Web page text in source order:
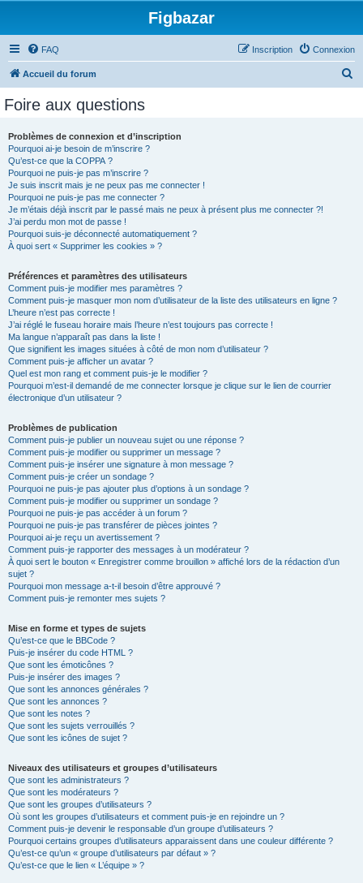
Figbazar
FAQ Connexion
Inscription
Accueil du forum
Foire aux questions
Problèmes de connexion et d’inscription
Pourquoi ai-je besoin de m’inscrire ?
Qu’est-ce que la COPPA ?
Pourquoi ne puis-je pas m’inscrire ?
Je suis inscrit mais je ne peux pas me connecter !
Pourquoi ne puis-je pas me connecter ?
Je m’étais déjà inscrit par le passé mais ne peux à présent plus me connecter ?!
J’ai perdu mon mot de passe !
Pourquoi suis-je déconnecté automatiquement ?
À quoi sert « Supprimer les cookies » ?
Préférences et paramètres des utilisateurs
Comment puis-je modifier mes paramètres ?
Comment puis-je masquer mon nom d’utilisateur de la liste des utilisateurs en ligne ?
L’heure n’est pas correcte !
J’ai réglé le fuseau horaire mais l’heure n’est toujours pas correcte !
Ma langue n’apparaît pas dans la liste !
Que signifient les images situées à côté de mon nom d’utilisateur ?
Comment puis-je afficher un avatar ?
Quel est mon rang et comment puis-je le modifier ?
Pourquoi m’est-il demandé de me connecter lorsque je clique sur le lien de courrier
électronique d’un utilisateur ?
Problèmes de publication
Comment puis-je publier un nouveau sujet ou une réponse ?
Comment puis-je modifier ou supprimer un message ?
Comment puis-je insérer une signature à mon message ?
Comment puis-je créer un sondage ?
Pourquoi ne puis-je pas ajouter plus d’options à un sondage ?
Comment puis-je modifier ou supprimer un sondage ?
Pourquoi ne puis-je pas accéder à un forum ?
Pourquoi ne puis-je pas transférer de pièces jointes ?
Pourquoi ai-je reçu un avertissement ?
Comment puis-je rapporter des messages à un modérateur ?
À quoi sert le bouton « Enregistrer comme brouillon » affiché lors de la rédaction d’un
sujet ?
Pourquoi mon message a-t-il besoin d’être approuvé ?
Comment puis-je remonter mes sujets ?
Mise en forme et types de sujets
Qu’est-ce que le BBCode ?
Puis-je insérer du code HTML ?
Que sont les émoticônes ?
Puis-je insérer des images ?
Que sont les annonces générales ?
Que sont les annonces ?
Que sont les notes ?
Que sont les sujets verrouillés ?
Que sont les icônes de sujet ?
Niveaux des utilisateurs et groupes d’utilisateurs
Que sont les administrateurs ?
Que sont les modérateurs ?
Que sont les groupes d’utilisateurs ?
Où sont les groupes d’utilisateurs et comment puis-je en rejoindre un ?
Comment puis-je devenir le responsable d’un groupe d’utilisateurs ?
Pourquoi certains groupes d’utilisateurs apparaissent dans une couleur différente ?
Qu’est-ce qu’un « groupe d’utilisateurs par défaut » ?
Qu’est-ce que le lien « L’équipe » ?